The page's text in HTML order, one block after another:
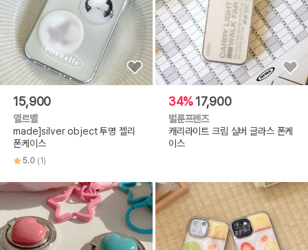
15,900
엘르벨
made]silver object 투명 젤리
폰케이스
5.0 (1)
34%17,900
벌룬프렌즈
캐리라이트 크림 실버 글라스 폰케
이스